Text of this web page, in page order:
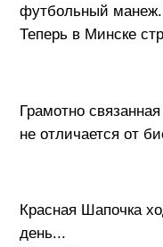
футбольный манеж.
Теперь в Минске
Грамотно
не отличается от
Красная Шапочка
день...